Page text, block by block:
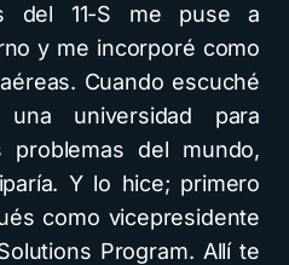
del 11-S me puse a
y me incorporé como
Cuando escuché
universidad para
problemas del mundo,
Y lo hice; primero
como vicepresidente
Program. Allí te